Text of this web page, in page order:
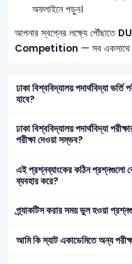
অফলাইনে পড়ুন।
আপনার স্বপ্নের লক্ষ্যে পৌঁছাতে DU
Competition — সব একসাথে
ঢাকা বিশ্ববিদ্যালয় পদার্থবিদ্যা
যাবে?
ঢাকা বিশ্ববিদ্যালয় পদার্থবিদ্যা
পরীক্ষা দেওয়া সম্ভব?
এই প্রশ্নব্যাংকের কঠিন প্রশ্নগুলো
ব্যবহার করে?
প্র্যাকটিস করার সময় ভুল হওয়া
আমি কি স্যাট একাডেমিতে অন্য